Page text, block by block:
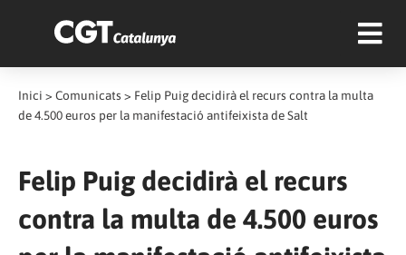
Inici > Comunicats > Felip Puig decidirà el recurs contra la multa
de 4.500 euros per la manifestació antifeixista de Salt
Felip Puig decidirà el recurs
contra la multa de 4.500 euros